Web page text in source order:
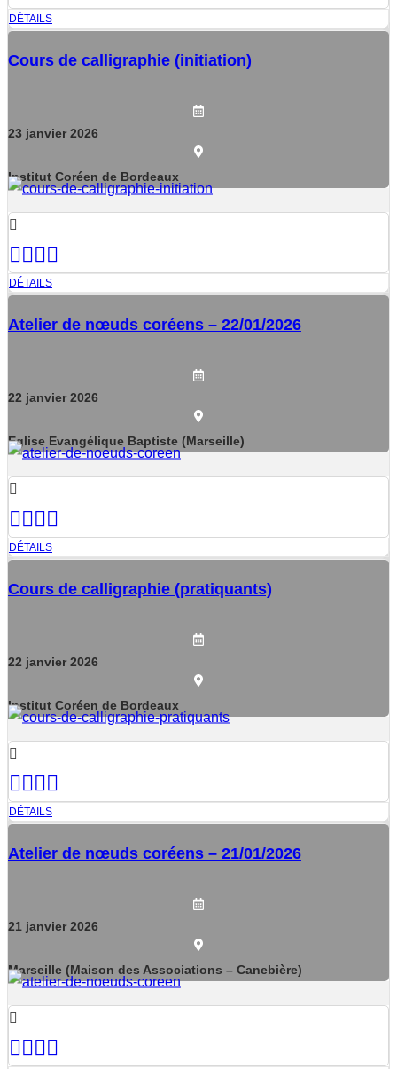
DÉTAILS
Cours de calligraphie (initiation)
23 janvier 2026
Institut Coréen de Bordeaux
DÉTAILS
Atelier de nœuds coréens – 22/01/2026
22 janvier 2026
Eglise Evangélique Baptiste (Marseille)
DÉTAILS
Cours de calligraphie (pratiquants)
22 janvier 2026
Institut Coréen de Bordeaux
DÉTAILS
Atelier de nœuds coréens – 21/01/2026
21 janvier 2026
Marseille (Maison des Associations – Canebière)